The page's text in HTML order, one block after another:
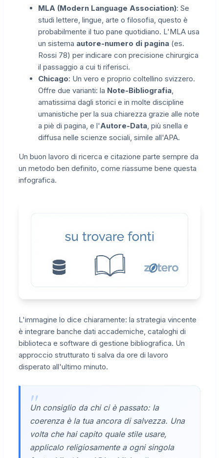
MLA (Modern Language Association): Se
studi lettere, lingue, arte o filosofia, questo è
probabilmente il tuo pane quotidiano. L'MLA usa
un sistema autore-numero di pagina (es.
Rossi 78) per indicare con precisione chirurgica
il passaggio a cui ti riferisci.
Chicago: Un vero e proprio coltellino svizzero.
Offre due varianti: la Note-Bibliografia
amatissima dagli storici e in molte discipline
umanistiche per la sua chiarezza grazie alle note
a piè di pagina, e l'Autore-Data , più snella e
diffusa nelle scienze sociali, simile all'APA.
Un buon lavoro di ricerca e citazione parte sempre da
un metodo ben definito, come riassume bene questa
infografica.
L'immagine lo dice chiaramente: la strategia vincente
è integrare banche dati accademiche, cataloghi di
biblioteca e software di gestione bibliografica. Un
approccio strutturato ti salva da ore di lavoro
disperato all'ultimo minuto.
Un consiglio da chi ci è passato: la
coerenza è la tua ancora di salvezza. Una
volta che hai capito quale stile usare,
applicalo religiosamente a ogni singola